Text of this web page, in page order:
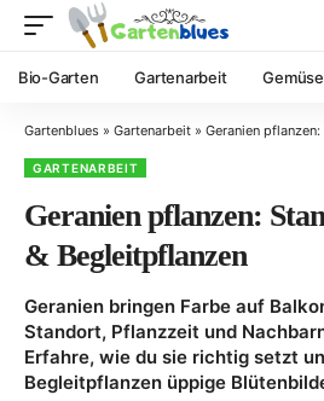
Bio-Garten Gartenarbeit Gemüse
Gartenblues » Gartenarbeit » Geranien pflanzen:
GARTENARBEIT
Geranien pflanzen:
& Begleitpflanzen
Geranien bringen Farbe auf
Standort, Pflanzzeit und
Erfahre, wie du sie richtig setzt
Begleitpflanzen üppige